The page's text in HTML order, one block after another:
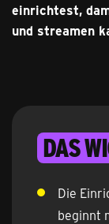
einrichtest,
und streamen
Das
Die
beginnt